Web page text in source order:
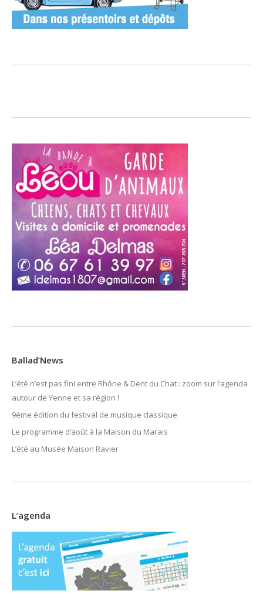
Ballad’News
L’été n’est pas fini entre Rhône & Dent du Chat : zoom sur l’agenda
autour de Yenne et sa région !
9ème édition du festival de musique classique
Le programme d’août à la Maison du Marais
L’été au Musée Maison Ravier
L’agenda